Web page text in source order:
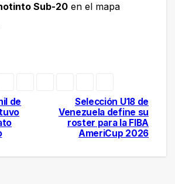
Sub-20 en el mapa
Selección U18 de
Venezuela define su
roster para la FIBA
AmeriCup 2026
de